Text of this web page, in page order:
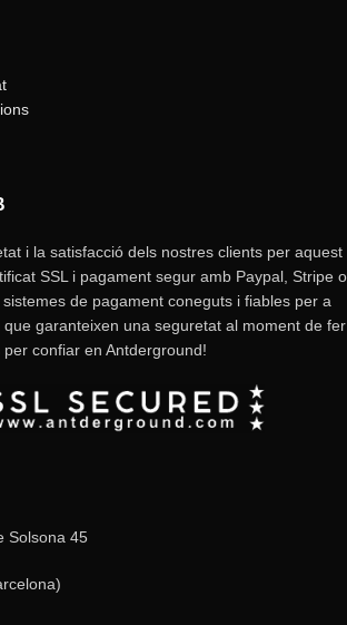
i la satisfacció dels nostres clients per aquest
SSL i pagament segur amb Paypal, Stripe o
sistemes de pagament coneguts i fiables per a
garanteixen una seguretat al moment de fer
confiar en Antderground!
Solsona 45